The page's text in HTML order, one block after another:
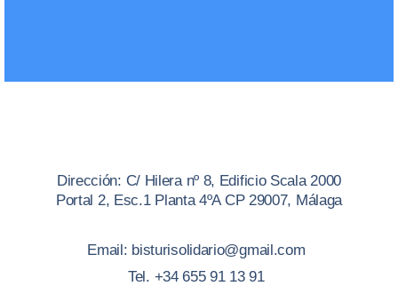
Dirección: C/ Hilera nº 8, Edificio Scala 2000
Portal 2, Esc.1 Planta 4ºA CP 29007, Málaga
Email: bisturisolidario@gmail.com
Tel. +34 655 91 13 91